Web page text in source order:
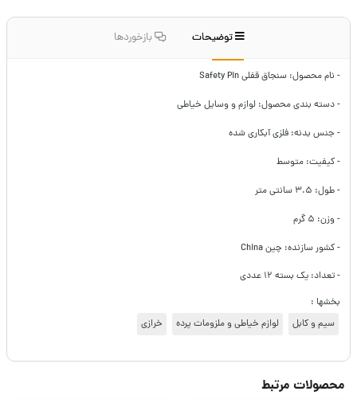
توضیحات بازخوردها
- نام محصول: سنجاق قفلی Safety Pin
- دسته بندی محصول: لوازم و وسایل خیاطی
- جنس بدنه: فلزی آبکاری شده
- کیفیت: متوسط
- طول: ۳.۵ سانتی متر
- وزن: ۵ گرم
- کشور سازنده: چین China
- تعداد: یک بسته ۱۲ عددی
بخشها :
سیم و کابل
لوازم خیاطی و ملزومات پرده خرازی
محصولات مرتبط